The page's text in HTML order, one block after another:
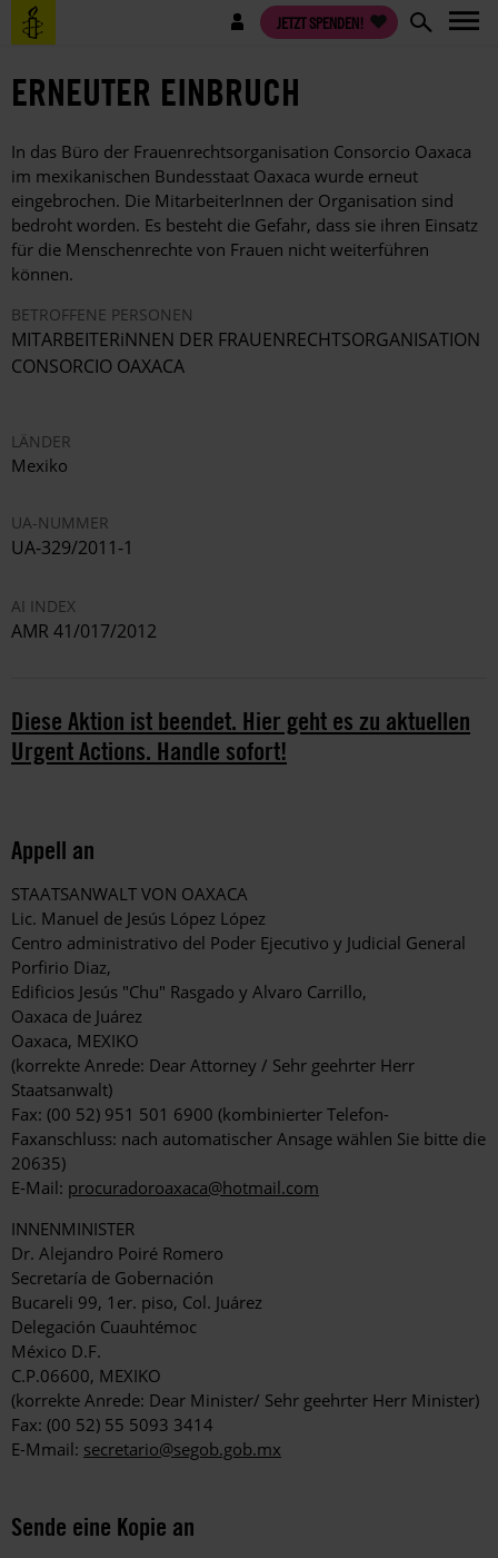
Direkt
zum
Benutzermenü JETZT SPENDEN!
ERNEUTER EINBRUCH
In das Büro der Frauenrechtsorganisation Consorcio Oaxaca
im mexikanischen Bundesstaat Oaxaca wurde erneut
eingebrochen. Die MitarbeiterInnen der Organisation sind
bedroht worden. Es besteht die Gefahr, dass sie ihren Einsatz
für die Menschenrechte von Frauen nicht weiterführen
können.
BETROFFENE PERSONEN
MITARBEITERiNNEN DER FRAUENRECHTSORGANISATION
CONSORCIO OAXACA
LÄNDER
Mexiko
UA-NUMMER
UA-329/2011-1
AI INDEX
AMR 41/017/2012
Diese Aktion ist beendet. Hier geht es zu aktuellen
Urgent Actions. Handle sofort!
Appell an
STAATSANWALT VON OAXACA
Lic. Manuel de Jesús López López
Centro administrativo del Poder Ejecutivo y Judicial General
Porfirio Diaz,
Edificios Jesús "Chu" Rasgado y Alvaro Carrillo,
Oaxaca de Juárez
Oaxaca, MEXIKO
(korrekte Anrede: Dear Attorney / Sehr geehrter Herr
Staatsanwalt)
Fax: (00 52) 951 501 6900 (kombinierter Telefon-
Faxanschluss: nach automatischer Ansage wählen Sie bitte die
20635)
E-Mail: procuradoroaxaca@hotmail.com
INNENMINISTER
Dr. Alejandro Poiré Romero
Secretaría de Gobernación
Bucareli 99, 1er. piso, Col. Juárez
Delegación Cuauhtémoc
México D.F.
C.P.06600, MEXIKO
(korrekte Anrede: Dear Minister/ Sehr geehrter Herr Minister)
Fax: (00 52) 55 5093 3414
E-Mmail: secretario@segob.gob.mx
Sende eine Kopie an